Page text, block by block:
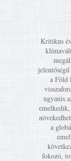
Kritikus
a Föld
ugyanis
a
fokozó,